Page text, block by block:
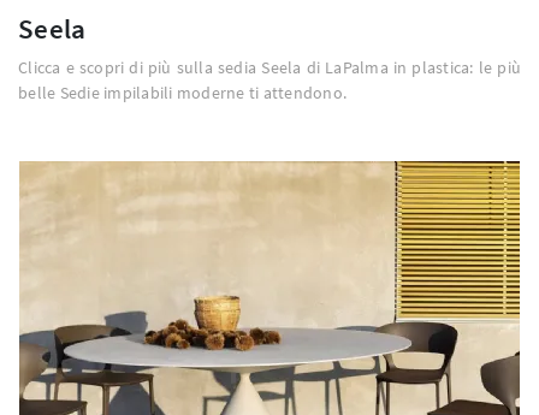
Seela
Clicca e scopri di più sulla sedia Seela di LaPalma in plastica: le più
belle Sedie impilabili moderne ti attendono.